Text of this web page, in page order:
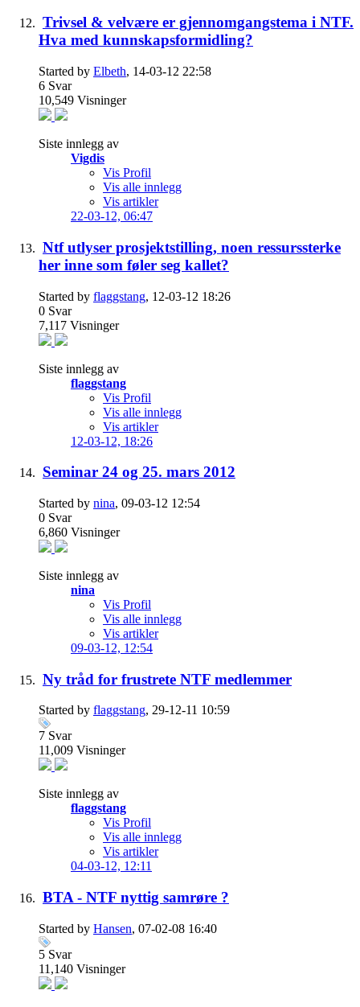
Trivsel & velvære er gjennomgangstema i NTF.
Hva med kunnskapsformidling?
Started by Elbeth, 14-03-12 22:58
6 Svar
10,549 Visninger
Siste innlegg av
Vigdis
Vis Profil
Vis alle innlegg
Vis artikler
22-03-12, 06:47
Ntf utlyser prosjektstilling, noen ressurssterke
her inne som føler seg kallet?
Started by flaggstang, 12-03-12 18:26
0 Svar
7,117 Visninger
Siste innlegg av
flaggstang
Vis Profil
Vis alle innlegg
Vis artikler
12-03-12, 18:26
Seminar 24 og 25. mars 2012
Started by nina, 09-03-12 12:54
0 Svar
6,860 Visninger
Siste innlegg av
nina
Vis Profil
Vis alle innlegg
Vis artikler
09-03-12, 12:54
Ny tråd for frustrete NTF medlemmer
Started by flaggstang, 29-12-11 10:59
7 Svar
11,009 Visninger
Siste innlegg av
flaggstang
Vis Profil
Vis alle innlegg
Vis artikler
04-03-12, 12:11
BTA - NTF nyttig samrøre ?
Started by Hansen, 07-02-08 16:40
5 Svar
11,140 Visninger